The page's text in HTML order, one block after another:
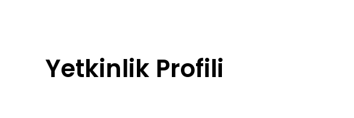
Yetkinlik Profili